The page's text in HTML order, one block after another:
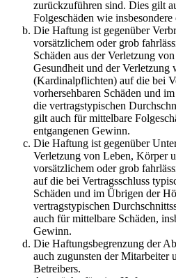
zurückzuführen sind. Dies gilt
Folgeschäden wie
Die Haftung ist gegenüber
vorsätzlichem oder grob
Schäden aus der Verletzung
Gesundheit und der Verletzung
(Kardinalpflichten) auf die bei
vorhersehbaren Schäden und
die vertragstypischen
gilt auch für mittelbare
entgangenen Gewinn.
Die Haftung ist gegenüber
Verletzung von Leben, Körper
vorsätzlichem oder grob
auf die bei Vertragsschluss
Schäden und im Übrigen der
vertragstypischen
auch für mittelbare Schäden,
Gewinn.
Die Haftungsbegrenzung der
auch zugunsten der Mitarbeiter
Betreibers.